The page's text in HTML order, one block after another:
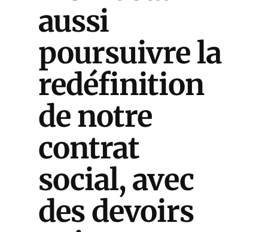
aussi
poursuivre la
redéfinition
de notre
contrat
social, avec
des devoirs